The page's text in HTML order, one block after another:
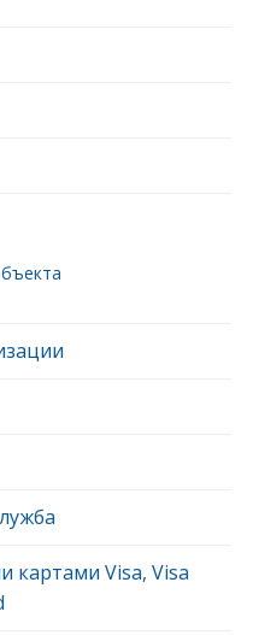
картами Visa, Visa